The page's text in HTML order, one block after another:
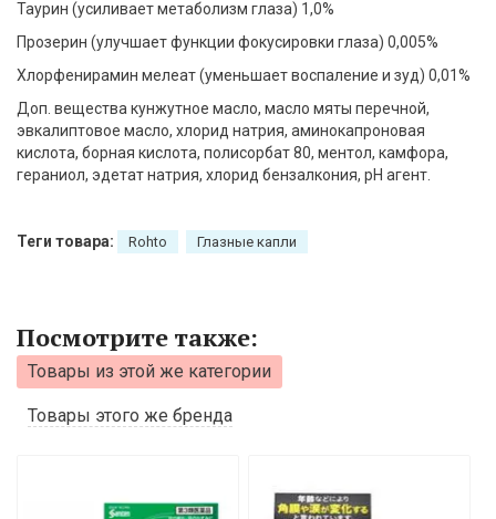
Таурин (усиливает метаболизм глаза) 1,0%
Прозерин (улучшает функции фокусировки глаза) 0,005%
Хлорфенирамин мелеат (уменьшает воспаление и зуд) 0,01%
Доп. вещества кунжутное масло, масло мяты перечной,
эвкалиптовое масло, хлорид натрия, аминокапроновая
кислота, борная кислота, полисорбат 80, ментол, камфора,
гераниол, эдетат натрия, хлорид бензалкония, рН агент.
Теги товара: Rohto Глазные капли
Посмотрите также:
Товары из этой же категории
Товары этого же бренда